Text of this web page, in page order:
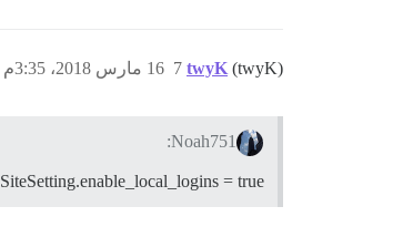
twyK (twyK) 16 مارس 2018، 3:35م 7
Noah751:
SiteSetting.enable_local_logins = true